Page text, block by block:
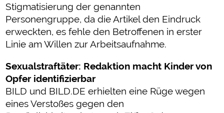
Stigmatisierung der genannten
Personengruppe, da die Artikel den Eindruck
erweckten, es fehle den Betroffenen in erster
Linie am Willen zur Arbeitsaufnahme.
Sexualstraftäter: Redaktion macht Kinder von
Opfer identifizierbar
BILD und BILD.DE erhielten eine Rüge wegen
eines Verstoßes gegen den